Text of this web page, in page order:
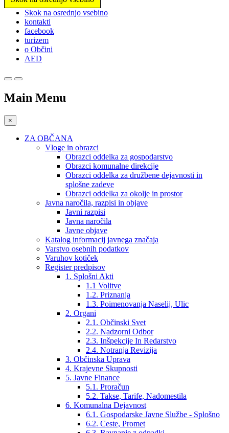
Prosimo,
upoštevajte:
spletno
mesto
vključuje
sistem
Skok na osrednjo vsebino
kontakti
facebook
turizem
o Občini
AED
Main Menu
×
ZA OBČANA
Vloge in obrazci
Obrazci oddelka za gospodarstvo
Obrazci komunalne direkcije
Obrazci oddelka za družbene dejavnosti in
splošne zadeve
Obrazci oddelka za okolje in prostor
Javna naročila, razpisi in objave
Javni razpisi
Javna naročila
Javne objave
Katalog informacij javnega značaja
Varstvo osebnih podatkov
Varuhov kotiček
Register predpisov
1. Splošni Akti
1.1 Volitve
1.2. Priznanja
1.3. Poimenovanja Naselij, Ulic
2. Organi
2.1. Občinski Svet
2.2. Nadzorni Odbor
2.3. Inšpekcije In Redarstvo
2.4. Notranja Revizija
3. Občinska Uprava
4. Krajevne Skupnosti
5. Javne Finance
5.1. Proračun
5.2. Takse, Tarife, Nadomestila
6. Komunalna Dejavnost
6.1. Gospodarske Javne Službe - Splošno
6.2. Ceste, Promet